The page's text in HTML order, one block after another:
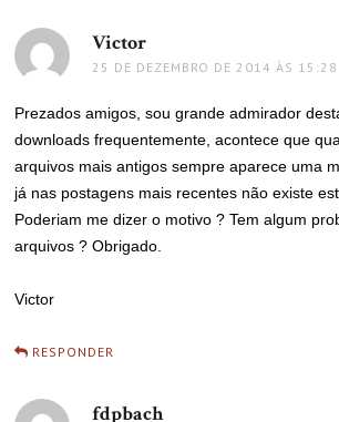
Victor
25 DE DEZEMBRO DE 2014 ÀS 15:28
Prezados amigos, sou grande admirador
downloads frequentemente, acontece que
arquivos mais antigos sempre aparece uma
já nas postagens mais recentes não existe
Poderiam me dizer o motivo ? Tem algum
arquivos ? Obrigado.
Victor
RESPONDER
fdpbachdisse: